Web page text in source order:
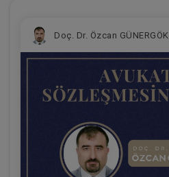
Doç. Dr. Özcan GÜNERGÖK